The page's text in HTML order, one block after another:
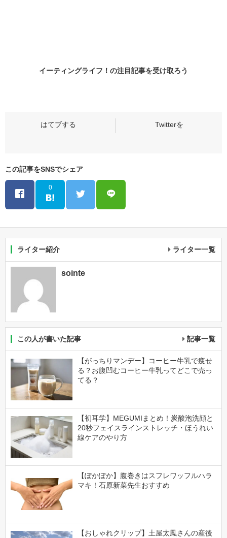
イーティングライフ！の注目記事を受け取ろう
この記事をSNSでシェア
0
ライター紹介 ライター一覧
sointe
この人が書いた記事 記事一覧
【がっちりマンデー】コーヒー牛乳で痩せ
る？お腹凹むコーヒー牛乳ってどこで売っ
てる？
【初耳学】MEGUMIまとめ！炭酸泡洗顔と
20秒フェイスラインストレッチ・ほうれい
線ケアのやり方
【ぽかぽか】腹巻きはスフレワッフルハラ
マキ！石原新菜先生おすすめ
【おしゃれクリップ】土屋太鳳さんの産後